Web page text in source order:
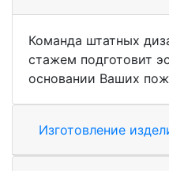
Команда штатных
стажем подготовит
основании Ваших
Изготовление